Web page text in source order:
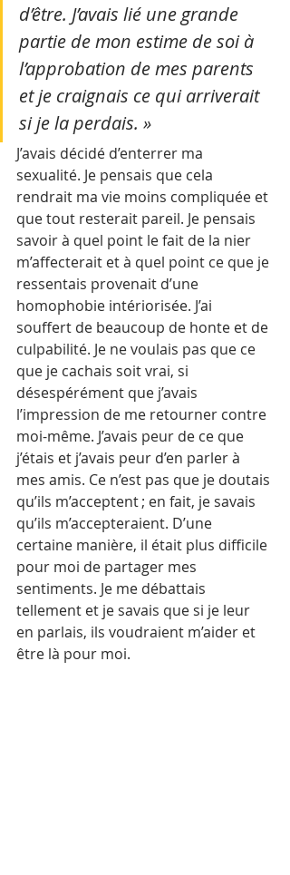
d’être. J’avais lié une grande
partie de mon estime de soi à
l’approbation de mes parents
et je craignais ce qui arriverait
si je la perdais. »
J’avais décidé d’enterrer ma
sexualité. Je pensais que cela
rendrait ma vie moins compliquée et
que tout resterait pareil. Je pensais
savoir à quel point le fait de la nier
m’affecterait et à quel point ce que je
ressentais provenait d’une
homophobie intériorisée. J’ai
souffert de beaucoup de honte et de
culpabilité. Je ne voulais pas que ce
que je cachais soit vrai, si
désespérément que j’avais
l’impression de me retourner contre
moi-même. J’avais peur de ce que
j’étais et j’avais peur d’en parler à
mes amis. Ce n’est pas que je doutais
qu’ils m’acceptent ; en fait, je savais
qu’ils m’accepteraient. D’une
certaine manière, il était plus difficile
pour moi de partager mes
sentiments. Je me débattais
tellement et je savais que si je leur
en parlais, ils voudraient m’aider et
être là pour moi.